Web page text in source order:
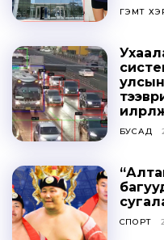
ГЭМТ
БУСАД
СПОРТ